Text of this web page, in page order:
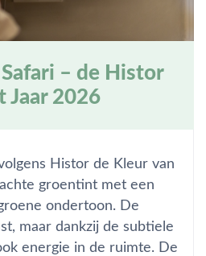
– de Histor
Jaar 2026
Histor de Kleur van
groentint met een
ondertoon. De
maar dankzij de subtiele
energie in de ruimte. De